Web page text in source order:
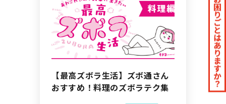
【最高ズボラ生活】ズボ通さん
おすすめ！料理のズボラテク集